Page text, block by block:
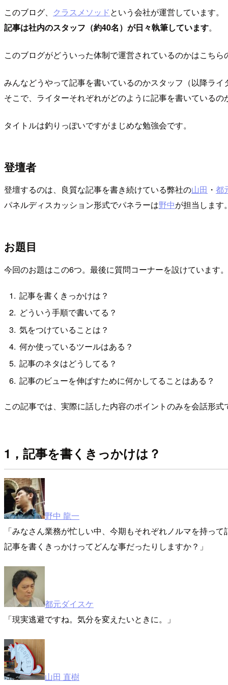
このブログ、 クラスメソッドという会社が運営しています。
記事は社内のスタッフ（約40名）が日々執筆しています。
このブログがどういった体制で運営されているのかはこちら
みんなどうやって記事を書いているのかスタッフ（以降ラ
そこで、ライターそれぞれがどのように記事を書いている
タイトルは釣りっぽいですがまじめな勉強会です。
登壇者
登壇するのは、良質な記事を書き続けている弊社の山田 ・ 都
パネルディスカッション形式でパネラーは野中が担当します
お題目
今回のお題はこの6つ。最後に質問コーナーを設けています。
記事を書くきっかけは？
どういう手順で書いてる？
気をつけていることは？
何か使っているツールはある？
記事のネタはどうしてる？
記事のビューを伸ばすために何かしてることはある？
この記事では、実際に話した内容のポイントのみを会話形式
1，記事を書くきっかけは？
野中 龍一
みなさん業務が忙しい中、今期もそれぞれノルマを持っ
記事を書くきっかけってどんな事だったりしますか？
都元ダイスケ
現実逃避ですね。気分を変えたいときに。
山田 直樹